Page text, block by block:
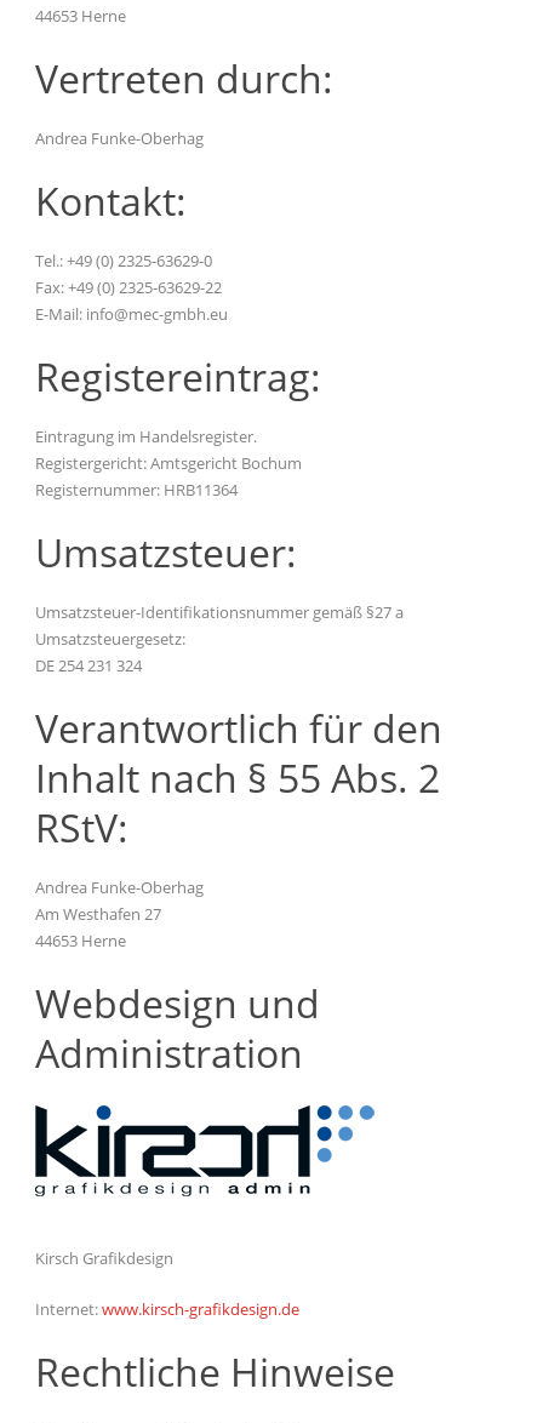
44653 Herne
Vertreten durch:
Andrea Funke-Oberhag
Kontakt:
Tel.: +49 (0) 2325-63629-0
Fax: +49 (0) 2325-63629-22
E-Mail: info@mec-gmbh.eu
Registereintrag:
Eintragung im Handelsregister.
Registergericht: Amtsgericht Bochum
Registernummer: HRB11364
Umsatzsteuer:
Umsatzsteuer-Identifikationsnummer gemäß §27 a
Umsatzsteuergesetz:
DE 254 231 324
Verantwortlich für den
Inhalt nach § 55 Abs. 2
RStV:
Andrea Funke-Oberhag
Am Westhafen 27
44653 Herne
Webdesign und
Administration
Kirsch Grafikdesign
Internet:www.kirsch-grafikdesign.de
Rechtliche Hinweise